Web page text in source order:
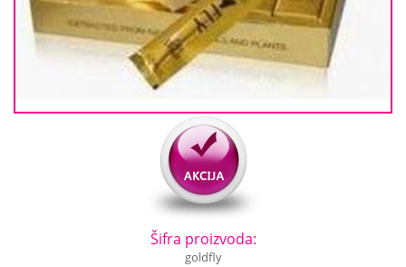
Šifra proizvoda:
goldfly